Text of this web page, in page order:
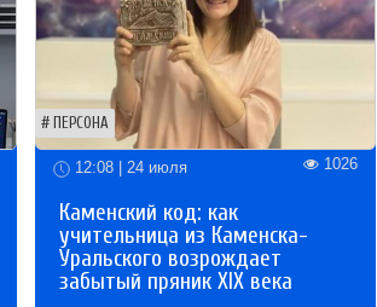
ПЕРСОНА
12:08 | 24 июля 1026
Каменский код: как
учительница из Каменска-
Уральского возрождает
забытый пряник XIX века